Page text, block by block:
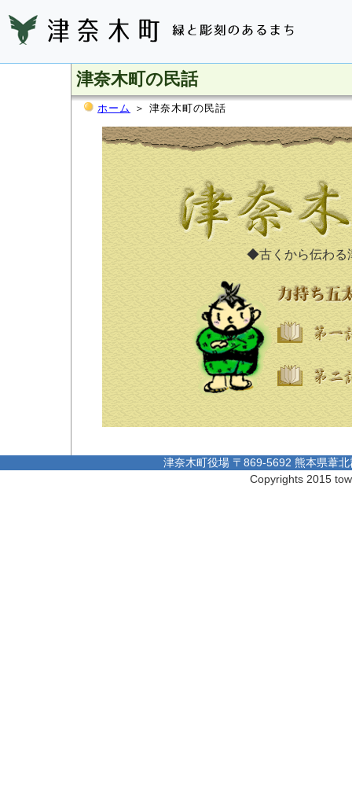
津奈木町の民話
ホーム ＞ 津奈木町の民話
◆古くから伝わる
津奈木町役場 〒869-5692 熊本県葦
Copyrights 2015